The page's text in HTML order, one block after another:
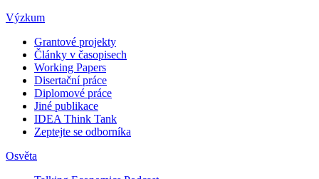
Výzkum
Grantové projekty
Články v časopisech
Working Papers
Disertační práce
Diplomové práce
Jiné publikace
IDEA Think Tank
Zeptejte se odborníka
Osvěta